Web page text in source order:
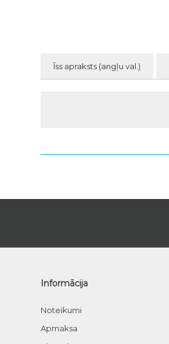
Īss apraksts (angļu val.)
Informācija
Noteikumi
Apmaksa